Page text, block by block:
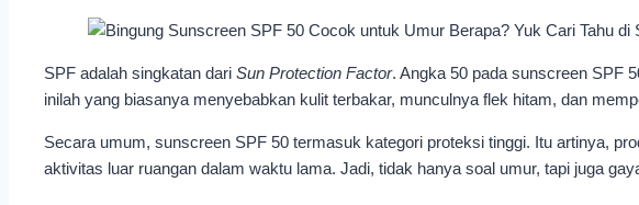
SPF adalah singkatan dari Sun Protection Factor. Angka 50 pada sunscreen SPF
inilah yang biasanya menyebabkan kulit terbakar, munculnya flek hitam, dan
Secara umum, sunscreen SPF 50 termasuk kategori proteksi tinggi. Itu artinya,
aktivitas luar ruangan dalam waktu lama. Jadi, tidak hanya soal umur, tapi juga